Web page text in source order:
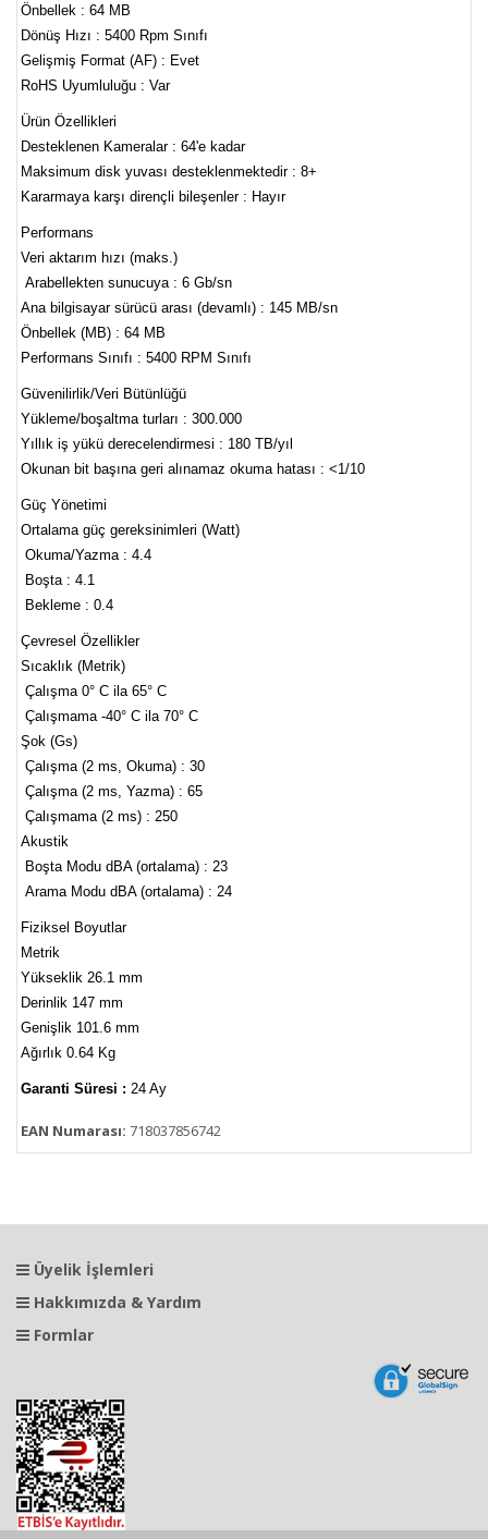
Önbellek : 64 MB
Dönüş Hızı : 5400 Rpm Sınıfı
Gelişmiş Format (AF) : Evet
RoHS Uyumluluğu : Var
Ürün Özellikleri
Desteklenen Kameralar : 64'e kadar
Maksimum disk yuvası desteklenmektedir : 8+
Kararmaya karşı dirençli bileşenler : Hayır
Performans
Veri aktarım hızı (maks.)
Arabellekten sunucuya : 6 Gb/sn
Ana bilgisayar sürücü arası (devamlı) : 145 MB/sn
Önbellek (MB) : 64 MB
Performans Sınıfı : 5400 RPM Sınıfı
Güvenilirlik/Veri Bütünlüğü
Yükleme/boşaltma turları : 300.000
Yıllık iş yükü derecelendirmesi : 180 TB/yıl
Okunan bit başına geri alınamaz okuma hatası : <1/10
Güç Yönetimi
Ortalama güç gereksinimleri (Watt)
Okuma/Yazma : 4.4
Boşta : 4.1
Bekleme : 0.4
Çevresel Özellikler
Sıcaklık (Metrik)
Çalışma 0° C ila 65° C
Çalışmama -40° C ila 70° C
Şok (Gs)
Çalışma (2 ms, Okuma) : 30
Çalışma (2 ms, Yazma) : 65
Çalışmama (2 ms) : 250
Akustik
Boşta Modu dBA (ortalama) : 23
Arama Modu dBA (ortalama) : 24
Fiziksel Boyutlar
Metrik
Yükseklik 26.1 mm
Derinlik 147 mm
Genişlik 101.6 mm
Ağırlık 0.64 Kg
Garanti Süresi : 24 Ay
EAN Numarası: 718037856742
Üyelik İşlemleri
Hakkımızda & Yardım
Formlar